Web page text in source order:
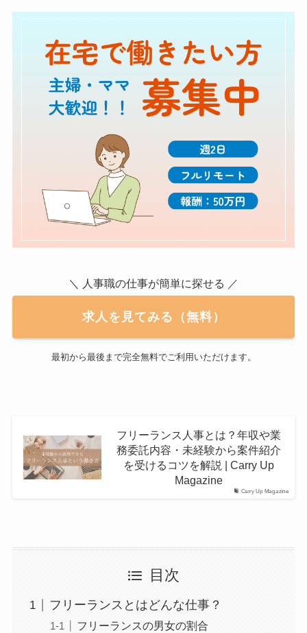
＼ 人事職の仕事が簡単に探せる ／
求人を見てみる（無料）
最初から最後まで完全無料でご利用いただけます。
Carry Up Magazine
フリーランス人事とは？年収や業
務委託内容・未経験から案件紹介
を受けるコツを解説 | Carry Up
Magazine
目次
フリーランスとはどんな仕事？
フリーランスの男女の割合